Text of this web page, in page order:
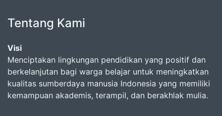
Tentang Kami
Visi
Menciptakan lingkungan pendidikan yang positif dan
berkelanjutan bagi warga belajar untuk meningkatkan
kualitas sumberdaya manusia Indonesia yang memiliki
kemampuan akademis, terampil, dan berakhlak mulia.